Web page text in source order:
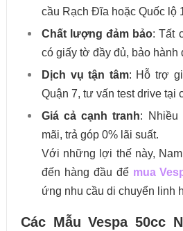
cầu Rạch Đĩa hoặc Quốc lộ
Chất lượng đảm bảo: Tất
có giấy tờ đầy đủ, bảo hành
Dịch vụ tận tâm: Hỗ trợ
Quận 7, tư vấn test drive tại
Giá cả cạnh tranh: Nhiều
mãi, trả góp 0% lãi suất.
Với những lợi thế này,
đến hàng đầu để mua
ứng nhu cầu di chuyển linh
Các Mẫu Vespa 50cc